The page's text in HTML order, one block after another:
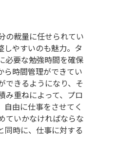
の裁量に任せられてい
しやすいのも魅力。タ
必要な勉強時間を確保
ら時間管理ができてい
できるようになり、そ
み重ねによって、プロ
由に仕事をさせてく
ていかなければならな
同時に、仕事に対する